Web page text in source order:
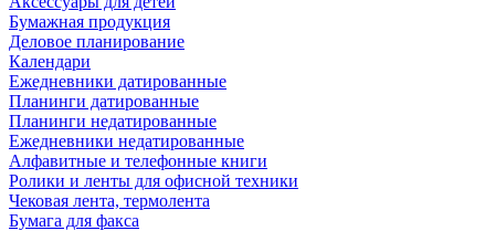
Бумажная продукция
Деловое планирование
Календари
Ежедневники датированные
Планинги датированные
Планинги недатированные
Ежедневники недатированные
Алфавитные и телефонные книги
Ролики и ленты для офисной техники
Чековая лента, термолента
Бумага для факса